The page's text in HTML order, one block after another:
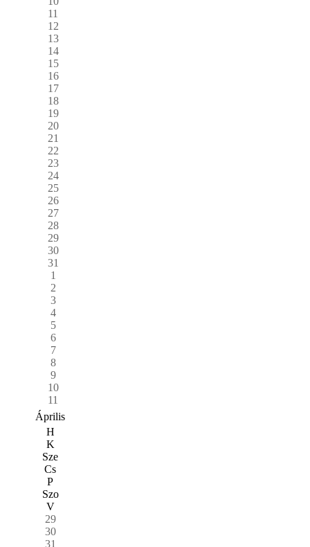
11
12
13
14
15
16
17
18
19
20
21
22
23
24
25
26
27
28
29
30
31
1
2
3
4
5
6
7
8
9
10
11
Április
H
K
Sze
Cs
P
Szo
V
29
30
31